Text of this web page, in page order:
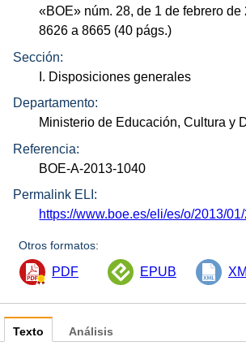
«BOE» núm. 28, de 1 de febrero de
8626 a 8665 (40 págs.)
Sección:
I. Disposiciones generales
Departamento:
Ministerio de Educación, Cultura y
Referencia:
BOE-A-2013-1040
Permalink ELI:
https://www.boe.es/eli/es/o/2013/
Otros formatos:
PDF EPUB
Texto Análisis